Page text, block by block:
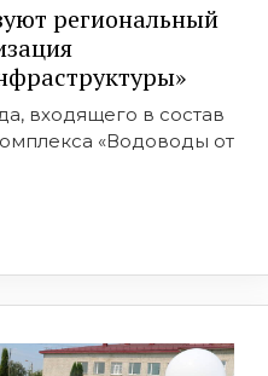
региональный
входящего в состав
«Водоводы от